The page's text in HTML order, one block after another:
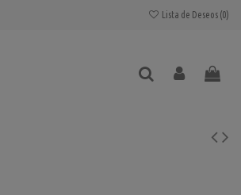
Lista de Deseos (0)